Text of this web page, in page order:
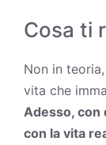
Cosa ti
Non in
vita che
Adesso, con
con la vita